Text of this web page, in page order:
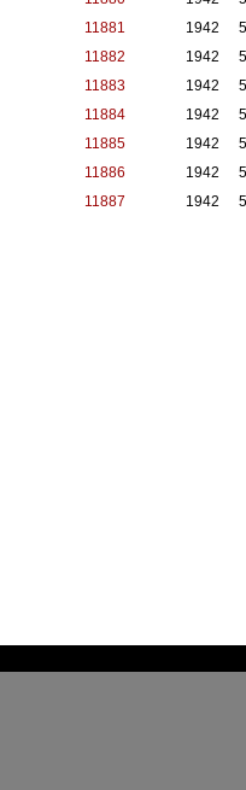
11881 1942
11882 1942
11883 1942
11884 1942
11885 1942
11886 1942
11887 1942